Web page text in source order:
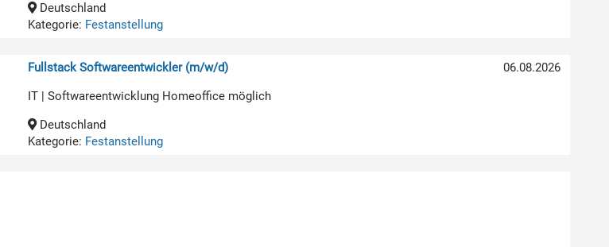
Deutschland
Kategorie: Festanstellung
06.08.2026
Fullstack Softwareentwickler (m/w/d)
IT | Softwareentwicklung Homeoffice möglich
Deutschland
Kategorie: Festanstellung